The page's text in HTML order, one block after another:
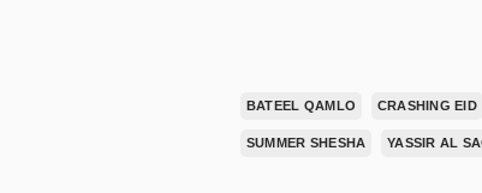
BATEEL QAMLO CRASHING EID
SUMMER SHESHA YASSIR AL